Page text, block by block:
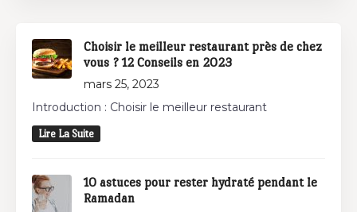
Choisir le meilleur restaurant près de chez
vous ? 12 Conseils en 2023
mars 25, 2023
Introduction : Choisir le meilleur restaurant
Lire La Suite
10 astuces pour rester hydraté pendant le
Ramadan